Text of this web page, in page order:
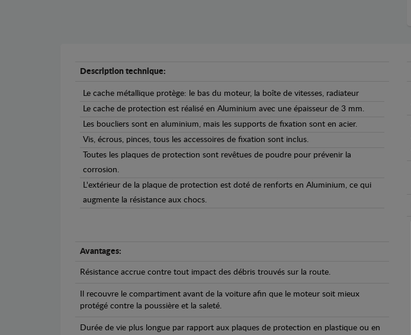
Description technique:
Le cache métallique protège: le bas du moteur, la boîte de vitesses, radiateur
Le cache de protection est réalisé en Aluminium avec une épaisseur de 3 mm.
Les boucliers sont en aluminium, mais les supports de fixation sont en acier.
Vis, écrous, pinces, tous les accessoires de fixation sont inclus.
Toutes les plaques de protection sont revêtues de poudre pour prévenir la
corrosion.
L'extérieur de la plaque de protection est doté de renforts en Aluminium, ce qui
augmente la résistance aux chocs.
Avantages:
Résistance accrue contre tout impact des débris trouvés sur la route.
Il recouvre le compartiment avant de la voiture afin que le moteur soit mieux
protégé contre la poussière et la saleté.
Durée de vie plus longue par rapport aux plaques de protection en plastique ou en